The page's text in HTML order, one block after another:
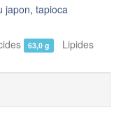
japon, tapioca
63,0 g Lipides